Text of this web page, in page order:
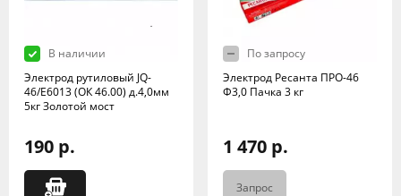
В наличии
Электрод рутиловый JQ-
46/E6013 (ОК 46.00) д.4,0мм
5кг Золотой мост
190 р.
По запросу
Электрод Ресанта ПРО-46
Ф3,0 Пачка 3 кг
1 470 р.
Запрос